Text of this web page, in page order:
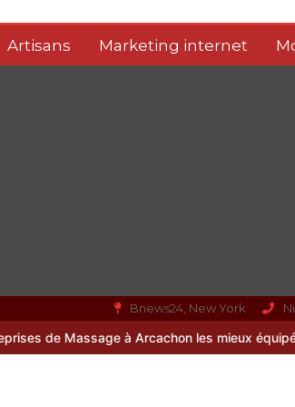
Artisans Marketing internet
Bnews24, New York
Arcachon les mieux équipées techniquement ?